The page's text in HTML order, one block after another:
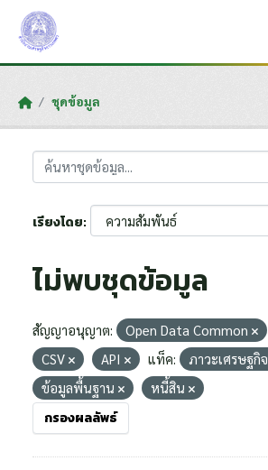
Skip to main content
ชุดข้อมูล
เรียงโดย
ไม่พบชุดข้อมูล
สัญญาอนุญาต: Open Data Common
CSV
API แท็ค: ภาวะเศรษฐกิจ
ข้อมูลพื้นฐาน
หนี้สิน
กรองผลลัพธ์